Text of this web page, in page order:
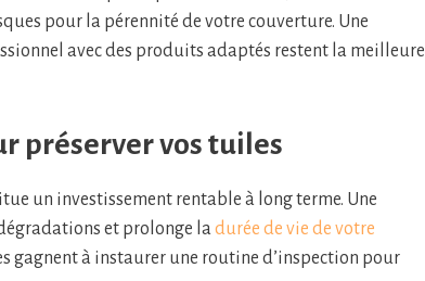
pour la pérennité de votre couverture. Une
avec des produits adaptés restent la meilleure
préserver vos tuiles
un investissement rentable à long terme. Une
et prolonge ladurée de vie de votre
gagnent à instaurer une routine d’inspection pour